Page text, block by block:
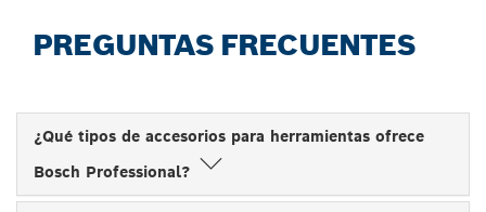
PREGUNTAS FRECUENTES
¿Qué tipos de accesorios para herramientas ofrece
Bosch Professional?